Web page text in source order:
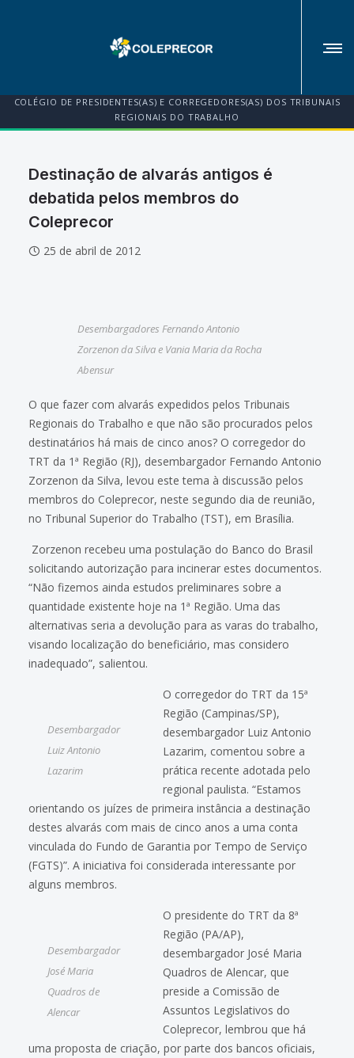
COLÉGIO DE PRESIDENTES(AS) E CORREGEDORES(AS) DOS TRIBUNAIS
REGIONAIS DO TRABALHO
Destinação de alvarás antigos é
debatida pelos membros do
Coleprecor
25 de abril de 2012
Desembargadores Fernando Antonio
Zorzenon da Silva e Vania Maria da Rocha
Abensur
O que fazer com alvarás expedidos pelos Tribunais
Regionais do Trabalho e que não são procurados pelos
destinatários há mais de cinco anos? O corregedor do
TRT da 1ª Região (RJ), desembargador Fernando Antonio
Zorzenon da Silva, levou este tema à discussão pelos
membros do Coleprecor, neste segundo dia de reunião,
no Tribunal Superior do Trabalho (TST), em Brasília.
Zorzenon recebeu uma postulação do Banco do Brasil
solicitando autorização para incinerar estes documentos.
“Não fizemos ainda estudos preliminares sobre a
quantidade existente hoje na 1ª Região. Uma das
alternativas seria a devolução para as varas do trabalho,
visando localização do beneficiário, mas considero
inadequado”, salientou.
Desembargador
Luiz Antonio
Lazarim
O corregedor do TRT da 15ª
Região (Campinas/SP),
desembargador Luiz Antonio
Lazarim, comentou sobre a
prática recente adotada pelo
regional paulista. “Estamos
orientando os juízes de primeira instância a destinação
destes alvarás com mais de cinco anos a uma conta
vinculada do Fundo de Garantia por Tempo de Serviço
(FGTS)”. A iniciativa foi considerada interessante por
alguns membros.
Desembargador
José Maria
Quadros de
Alencar
O presidente do TRT da 8ª
Região (PA/AP),
desembargador José Maria
Quadros de Alencar, que
preside a Comissão de
Assuntos Legislativos do
Coleprecor, lembrou que há
uma proposta de criação, por parte dos bancos oficiais,